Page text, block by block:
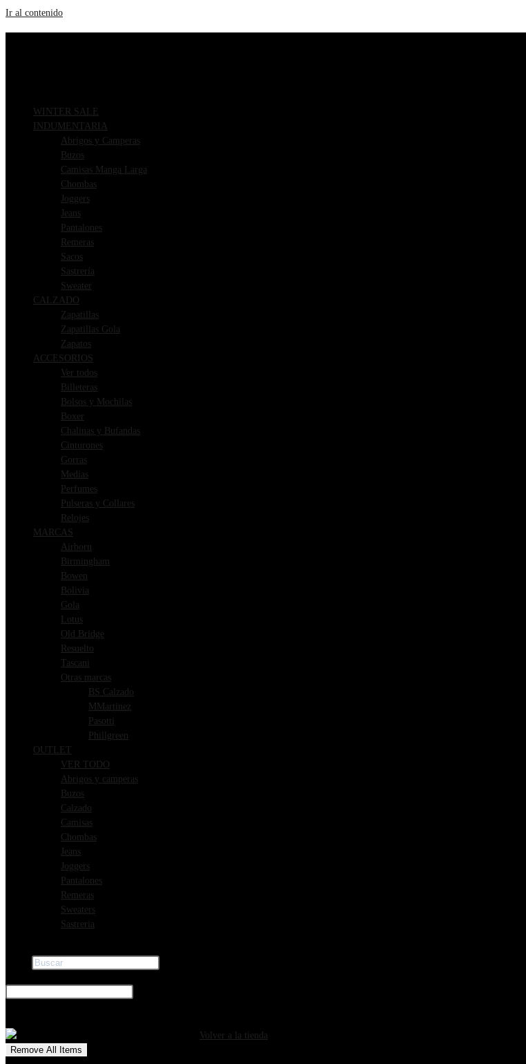
Ir al contenido
WINTER SALE
INDUMENTARIA
Abrigos y Camperas
Buzos
Camisas Manga Larga
Chombas
Joggers
Jeans
Pantalones
Remeras
Sacos
Sastrería
Sweater
CALZADO
Zapatillas
Zapatillas Gola
Zapatos
ACCESORIOS
Ver todos
Billeteras
Bolsos y Mochilas
Boxer
Chalinas y Bufandas
Cinturones
Gorras
Medias
Perfumes
Pulseras y Collares
Relojes
MARCAS
Airborn
Birmingham
Bowen
Bolivia
Gola
Lotus
Old Bridge
Resuelto
Tascani
Otras marcas
BS Calzado
MMartinez
Pasotti
Phillgreen
OUTLET
VER TODO
Abrigos y camperas
Buzos
Calzado
Camisas
Chombas
Jeans
Joggers
Pantalones
Remeras
Sweaters
Sastreria
Volver a la tienda
Remove All Items